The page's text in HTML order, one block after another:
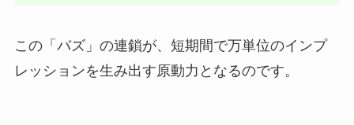
この「バズ」の連鎖が、短期間で万単位のインプ
レッションを生み出す原動力となるのです。